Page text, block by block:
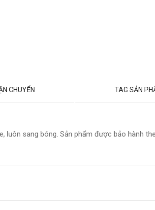
CHUYỂN TAG SẢN
luôn sang bóng. Sản phẩm được bảo hành